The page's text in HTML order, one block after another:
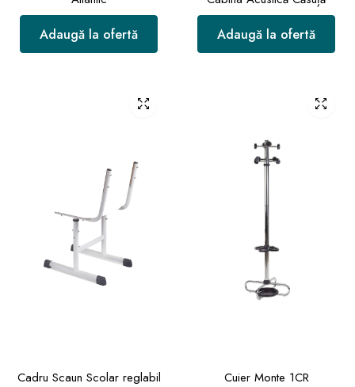
Adaugă la ofertă Adaugă la ofertă
Cadru Scaun Scolar reglabil Cuier Monte 1CR